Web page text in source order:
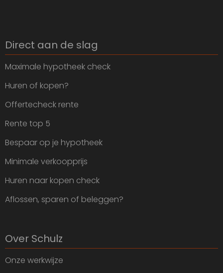
Direct aan de slag
Maximale hypotheek check
Huren of kopen?
Offertecheck rente
Rente top 5
Bespaar op je hypotheek
Minimale verkoopprijs
Huren naar kopen check
Aflossen, sparen of beleggen?
Over Schulz
Onze werkwijze